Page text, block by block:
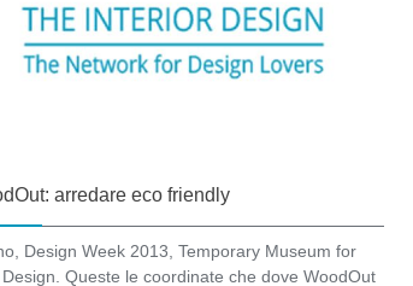
arredare eco friendly
Design Week 2013, Temporary Museum for
Design. Queste le coordinate che dove WoodOut